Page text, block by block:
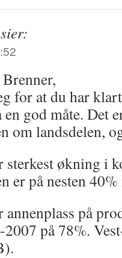
sier:
for at du har
en god måte. Det
om landsdelen,
sterkest økning i
er på nesten
annenplass på
på 78%.